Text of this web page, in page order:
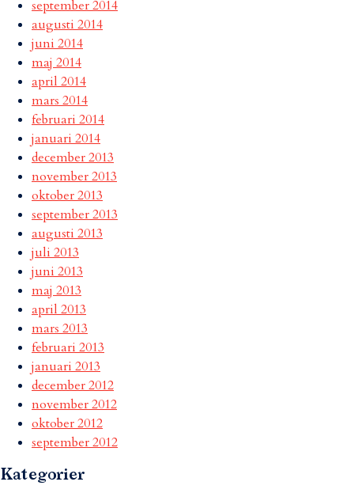
september 2014
augusti 2014
juni 2014
maj 2014
april 2014
mars 2014
februari 2014
januari 2014
december 2013
november 2013
oktober 2013
september 2013
augusti 2013
juli 2013
juni 2013
maj 2013
april 2013
mars 2013
februari 2013
januari 2013
december 2012
november 2012
oktober 2012
september 2012
Kategorier